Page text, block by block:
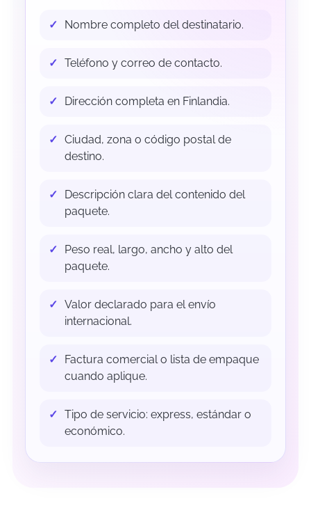
Nombre completo del destinatario.
Teléfono y correo de contacto.
Dirección completa en Finlandia.
Ciudad, zona o código postal de
destino.
Descripción clara del contenido del
paquete.
Peso real, largo, ancho y alto del
paquete.
Valor declarado para el envío
internacional.
Factura comercial o lista de empaque
cuando aplique.
Tipo de servicio: express, estándar o
económico.